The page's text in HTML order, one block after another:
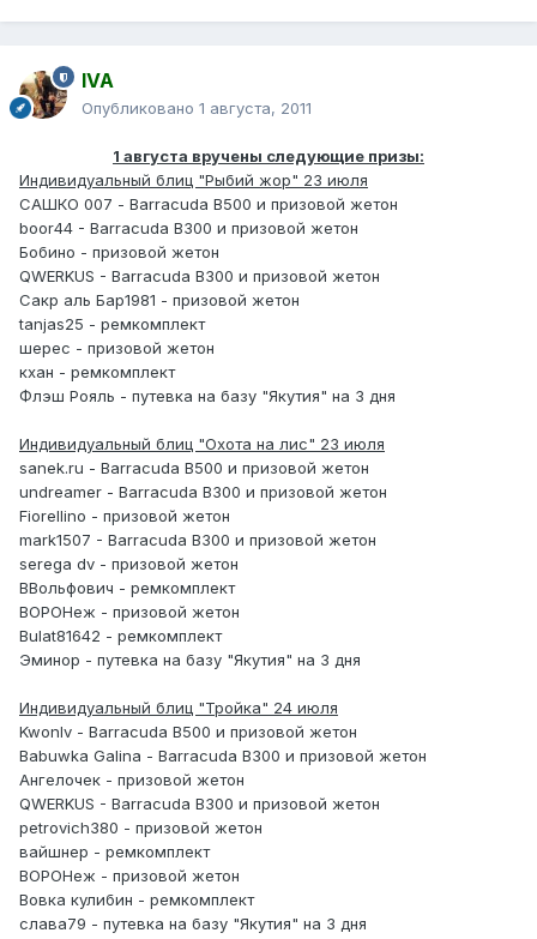
IVA
Опубликовано 1 августа, 2011
1 августа вручены следующие призы:
Индивидуальный блиц "Рыбий жор" 23 июля
САШКО 007 - Barracuda B500 и призовой жетон
boor44 - Barracuda B300 и призовой жетон
Бобино - призовой жетон
QWERKUS - Barracuda B300 и призовой жетон
Сакр аль Бар1981 - призовой жетон
tanjas25 - ремкомплект
шерес - призовой жетон
кхан - ремкомплект
Флэш Рояль - путевка на базу "Якутия" на 3 дня
Индивидуальный блиц "Охота на лис" 23 июля
sanek.ru - Barracuda B500 и призовой жетон
undreamer - Barracuda B300 и призовой жетон
Fiorellino - призовой жетон
mark1507 - Barracuda B300 и призовой жетон
serega dv - призовой жетон
ВВольфович - ремкомплект
ВОРОНеж - призовой жетон
Bulat81642 - ремкомплект
Эминор - путевка на базу "Якутия" на 3 дня
Индивидуальный блиц "Тройка" 24 июля
Kwonlv - Barracuda B500 и призовой жетон
Babuwka Galina - Barracuda B300 и призовой жетон
Ангелочек - призовой жетон
QWERKUS - Barracuda B300 и призовой жетон
petrovich380 - призовой жетон
вайшнер - ремкомплект
ВОРОНеж - призовой жетон
Вовка кулибин - ремкомплект
слава79 - путевка на базу "Якутия" на 3 дня